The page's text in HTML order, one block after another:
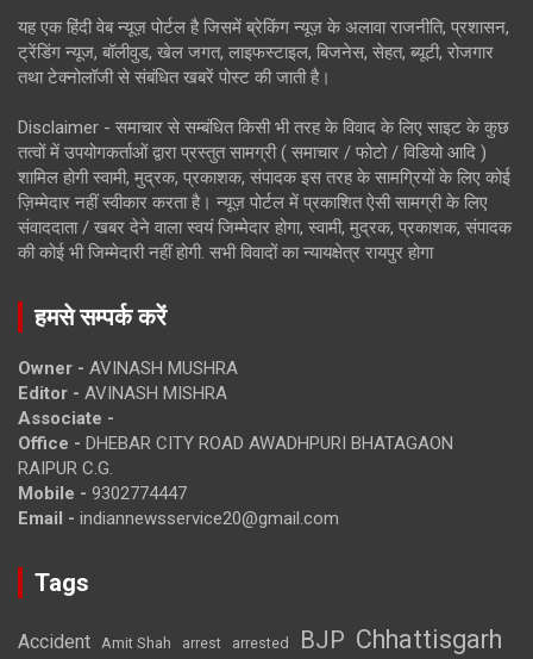
यह एक हिंदी वेब न्यूज़ पोर्टल है जिसमें ब्रेकिंग न्यूज़ के अलावा राजनीति, प्रशासन,
ट्रेंडिंग न्यूज, बॉलीवुड, खेल जगत, लाइफस्टाइल, बिजनेस, सेहत, ब्यूटी, रोजगार
तथा टेक्नोलॉजी से संबंधित खबरें पोस्ट की जाती है।
Disclaimer - समाचार से सम्बंधित किसी भी तरह के विवाद के लिए साइट के कुछ
तत्वों में उपयोगकर्ताओं द्वारा प्रस्तुत सामग्री ( समाचार / फोटो / विडियो आदि )
शामिल होगी स्वामी, मुद्रक, प्रकाशक, संपादक इस तरह के सामग्रियों के लिए कोई
ज़िम्मेदार नहीं स्वीकार करता है। न्यूज़ पोर्टल में प्रकाशित ऐसी सामग्री के लिए
संवाददाता / खबर देने वाला स्वयं जिम्मेदार होगा, स्वामी, मुद्रक, प्रकाशक, संपादक
की कोई भी जिम्मेदारी नहीं होगी. सभी विवादों का न्यायक्षेत्र रायपुर होगा
हमसे सम्पर्क करें
Owner - AVINASH MUSHRA
Editor - AVINASH MISHRA
Associate -
Office - DHEBAR CITY ROAD AWADHPURI BHATAGAON
RAIPUR C.G.
Mobile - 9302774447
Email - indiannewsservice20@gmail.com
Tags
Accident Amit Shah arrest arrested BJP Chhattisgarh